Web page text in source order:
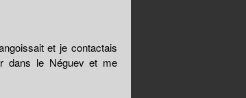
et je contactais
dans le Néguev et me